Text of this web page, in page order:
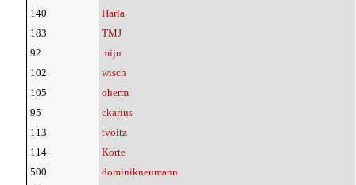
140
Harla
183
TMJ
92
miju
102
wisch
105
oherm
95
ckarius
113
tvoitz
114
Korte
500
dominikneumann